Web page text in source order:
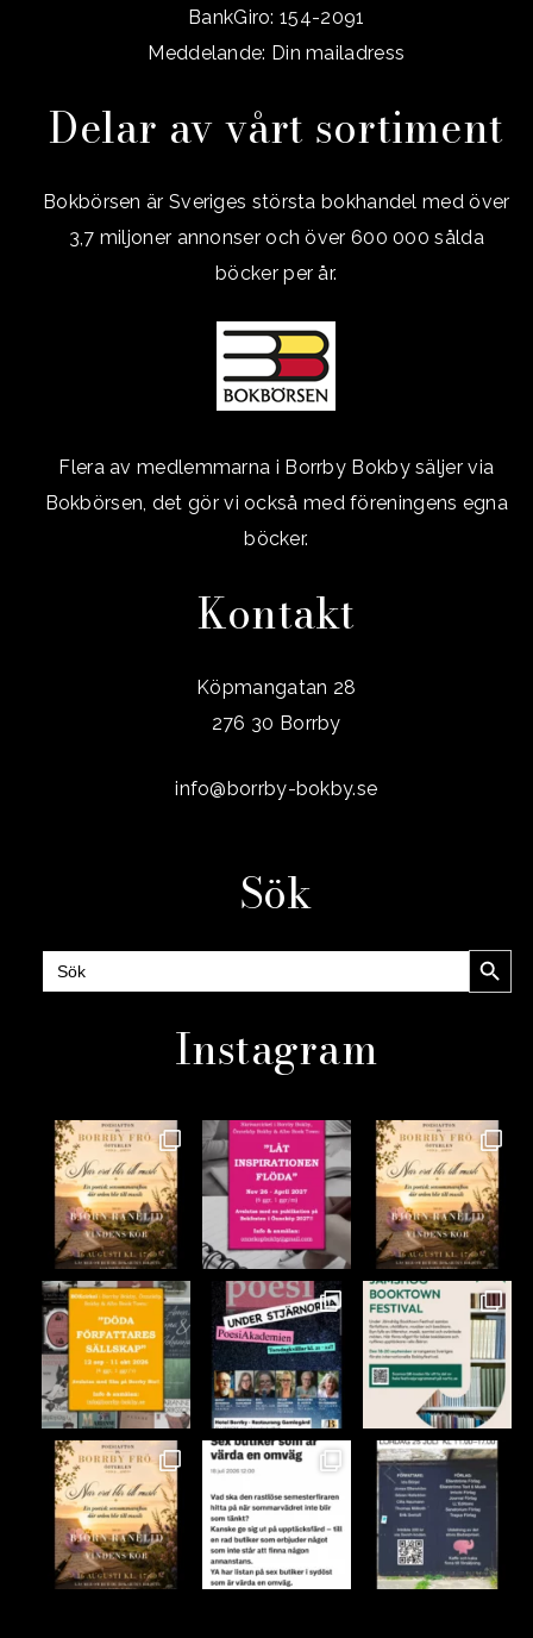
BankGiro: 154-2091
Meddelande: Din mailadress
Delar av vårt sortiment
Bokbörsen är Sveriges största bokhandel med över
3,7 miljoner annonser och över 600 000 sålda
böcker per år.
Flera av medlemmarna i Borrby Bokby säljer via
Bokbörsen, det gör vi också med föreningens egna
böcker.
Kontakt
Köpmangatan 28
276 30 Borrby
info@borrby-bokby.se
Sök
Sök
efter:
Instagram